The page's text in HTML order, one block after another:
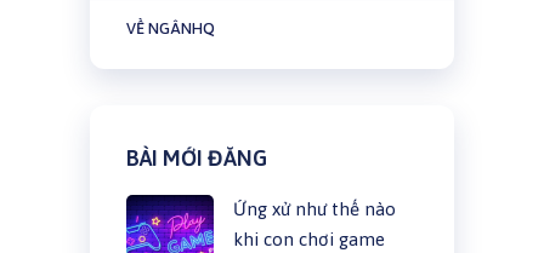
VỀ NGÂNHQ
BÀI MỚI ĐĂNG
Ứng xử như thế nào
khi con chơi game